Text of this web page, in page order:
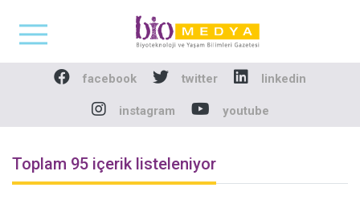
Biomedya -
facebook twitter linkedin
instagram youtube
Toplam 95 içerik listeleniyor